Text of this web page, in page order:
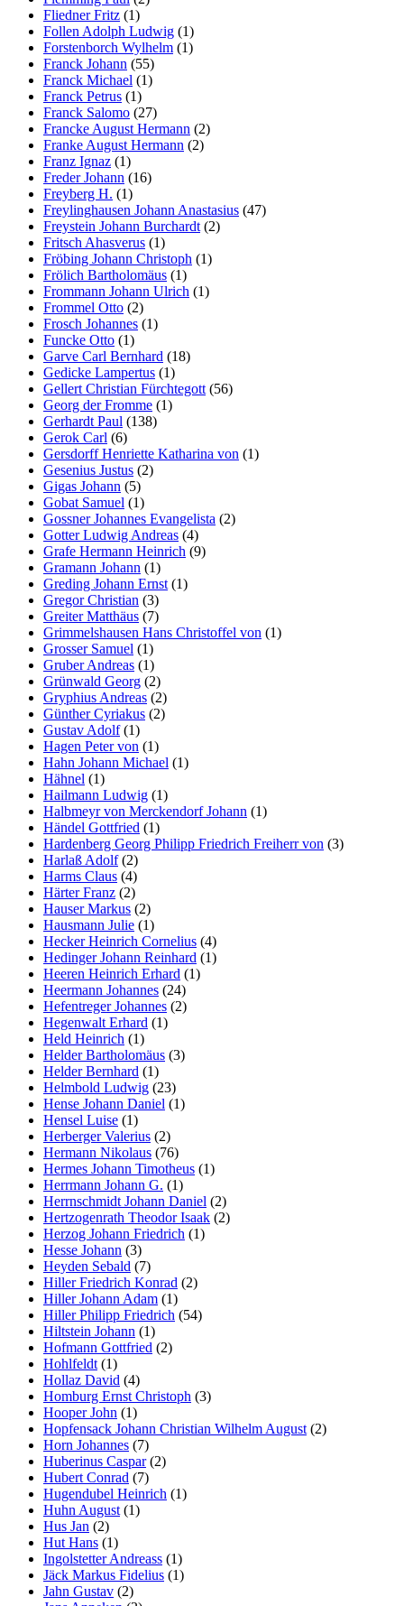
Fliedner Fritz (1)
Follen Adolph Ludwig (1)
Forstenborch Wylhelm (1)
Franck Johann (55)
Franck Michael (1)
Franck Petrus (1)
Franck Salomo (27)
Francke August Hermann (2)
Franke August Hermann (2)
Franz Ignaz (1)
Freder Johann (16)
Freyberg H. (1)
Freylinghausen Johann Anastasius (47)
Freystein Johann Burchardt (2)
Fritsch Ahasverus (1)
Fröbing Johann Christoph (1)
Frölich Bartholomäus (1)
Frommann Johann Ulrich (1)
Frommel Otto (2)
Frosch Johannes (1)
Funcke Otto (1)
Garve Carl Bernhard (18)
Gedicke Lampertus (1)
Gellert Christian Fürchtegott (56)
Georg der Fromme (1)
Gerhardt Paul (138)
Gerok Carl (6)
Gersdorff Henriette Katharina von (1)
Gesenius Justus (2)
Gigas Johann (5)
Gobat Samuel (1)
Gossner Johannes Evangelista (2)
Gotter Ludwig Andreas (4)
Grafe Hermann Heinrich (9)
Gramann Johann (1)
Greding Johann Ernst (1)
Gregor Christian (3)
Greiter Matthäus (7)
Grimmelshausen Hans Christoffel von (1)
Grosser Samuel (1)
Gruber Andreas (1)
Grünwald Georg (2)
Gryphius Andreas (2)
Günther Cyriakus (2)
Gustav Adolf(1)
Hagen Peter von (1)
Hahn Johann Michael (1)
Hähnel (1)
Hailmann Ludwig (1)
Halbmeyr von Merckendorf Johann (1)
Händel Gottfried (1)
Hardenberg Georg Philipp Friedrich Freiherr von (3)
Harlaß Adolf(2)
Harms Claus (4)
Härter Franz (2)
Hauser Markus (2)
Hausmann Julie (1)
Hecker Heinrich Cornelius (4)
Hedinger Johann Reinhard (1)
Heeren Heinrich Erhard (1)
Heermann Johannes (24)
Hefentreger Johannes (2)
Hegenwalt Erhard (1)
Held Heinrich (1)
Helder Bartholomäus (3)
Helder Bernhard (1)
Helmbold Ludwig (23)
Hense Johann Daniel (1)
Hensel Luise (1)
Herberger Valerius (2)
Hermann Nikolaus (76)
Hermes Johann Timotheus (1)
Herrmann Johann G. (1)
Herrnschmidt Johann Daniel (2)
Hertzogenrath Theodor Isaak (2)
Herzog Johann Friedrich (1)
Hesse Johann (3)
Heyden Sebald (7)
Hiller Friedrich Konrad (2)
Hiller Johann Adam (1)
Hiller Philipp Friedrich (54)
Hiltstein Johann (1)
Hofmann Gottfried (2)
Hohlfeldt (1)
Hollaz David (4)
Homburg Ernst Christoph (3)
Hooper John (1)
Hopfensack Johann Christian Wilhelm August (2)
Horn Johannes (7)
Huberinus Caspar(2)
Hubert Conrad (7)
Hugendubel Heinrich (1)
Huhn August (1)
Hus Jan (2)
Hut Hans (1)
Ingolstetter Andreass (1)
Jäck Markus Fidelius (1)
Jahn Gustav (2)